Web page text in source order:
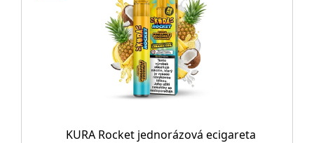
KURA Rocket jednorázová ecigareta